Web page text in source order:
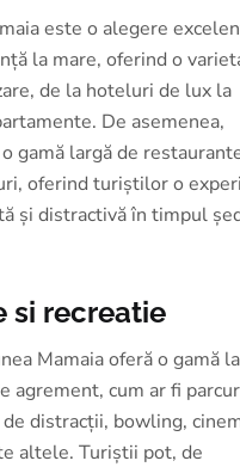
este o alegere
la mare, oferind o
de la hoteluri de lux la
De asemenea,
gamă largă de
oferind turiștilor o
și distractivă în timpul
si recreatie
Mamaia oferă o gamă
agrement, cum ar fi
de distracții, bowling,
altele. Turiștii pot, de